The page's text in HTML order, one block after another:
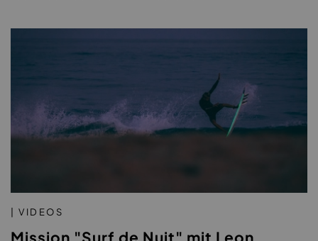
| VIDEOS